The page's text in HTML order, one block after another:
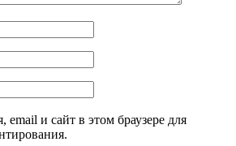
и сайт в этом браузере для